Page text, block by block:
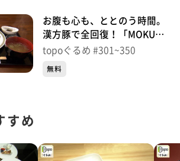
お腹も心も、ととのう時間。
漢方豚で全回復！「MOKU」
（蔵王町遠刈田温泉小妻坂）
topoぐるめ #301~350
無料
すめ